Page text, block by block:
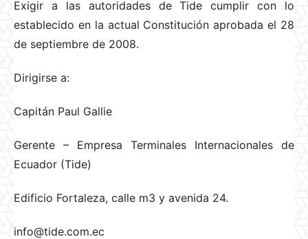
Exigir a las autoridades de Tide cumplir con lo
establecido en la actual Constitución aprobada el 28
de septiembre de 2008.
Dirigirse a:
Capitán Paul Gallie
Gerente – Empresa Terminales Internacionales de
Ecuador (Tide)
Edificio Fortaleza, calle m3 y avenida 24.
info@tide.com.ec